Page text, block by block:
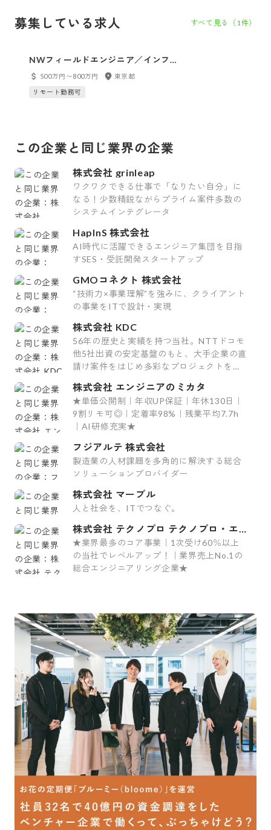
募集している求人 すべて見る（ 1件）
NWフィールドエンジニア／インフ
ラ領域／外資系IT企業 Colt
Technology Services
500万円〜800万円
東京都
リモート勤務可
この企業と同じ業界の企業
株式会社 grinleap
ワクワクできる仕事で「なりたい自分」に
なる！少数精鋭ながらプライム案件多数の
システムインテグレータ
HapInS 株式会社
AI時代に活躍できるエンジニア集団を目指
すSES・受託開発スタートアップ
GMOコネクト 株式会社
“技術力×事業理解”を強みに、クライアント
の事業をITで設計・実現
株式会社 KDC
56年の歴史と実績を持つ当社。NTTドコモ
他5社出資の安定基盤のもと、大手企業の直
請け案件をはじめ多彩なプロジェクトを手
株式会社 エンジニアのミカタ
★単価公開制｜年収UP保証｜年休130日｜
9割リモ可◎｜定着率98%｜残業平均7.7h
｜AI研修充実★
フジアルテ 株式会社
製造業の人材課題を多角的に解決する総合
ソリューションプロバイダー
株式会社 マーブル
人と社会を、ITでつなぐ。
株式会社 テクノプロ テクノプロ・エ
ンジニアリング社
★業界最多のコア事業｜1次受け60％以上
の当社でレベルアップ！｜業界売上No.1の
総合エンジニアリング企業★